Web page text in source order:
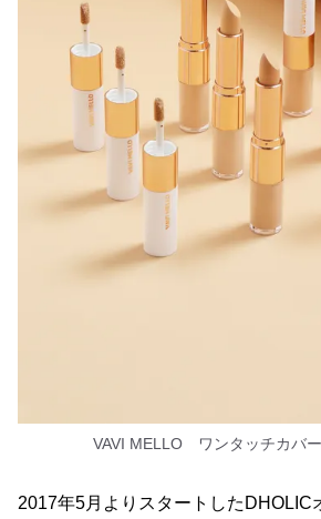
VAVI MELLO ワンタッチカバ
2017年5月よりスタートしたDHOLIC